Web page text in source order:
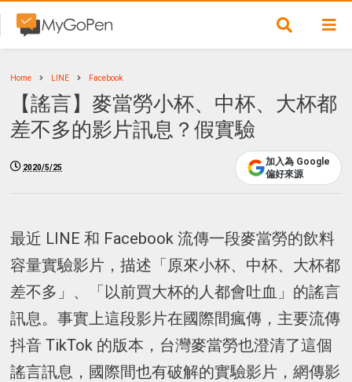
Home LINE Facebook
【謠言】麥當勞小杯、中杯、大杯都
差不多的影片訊息？假實驗
2020/5/25
加入為 Google
偏好來源
最近 LINE 和 Facebook 流傳一段麥當勞的飲料
容量實驗影片，描述「原來小杯、中杯、大杯都
差不多」、「以前買大杯的人都會吐血」的謠言
訊息。事實上這段影片在國際間瘋傳，主要流傳
抖音 TikTok 的版本，台灣麥當勞也澄清了這個
謠言訊息，國際間也有破解的實驗影片，網傳影